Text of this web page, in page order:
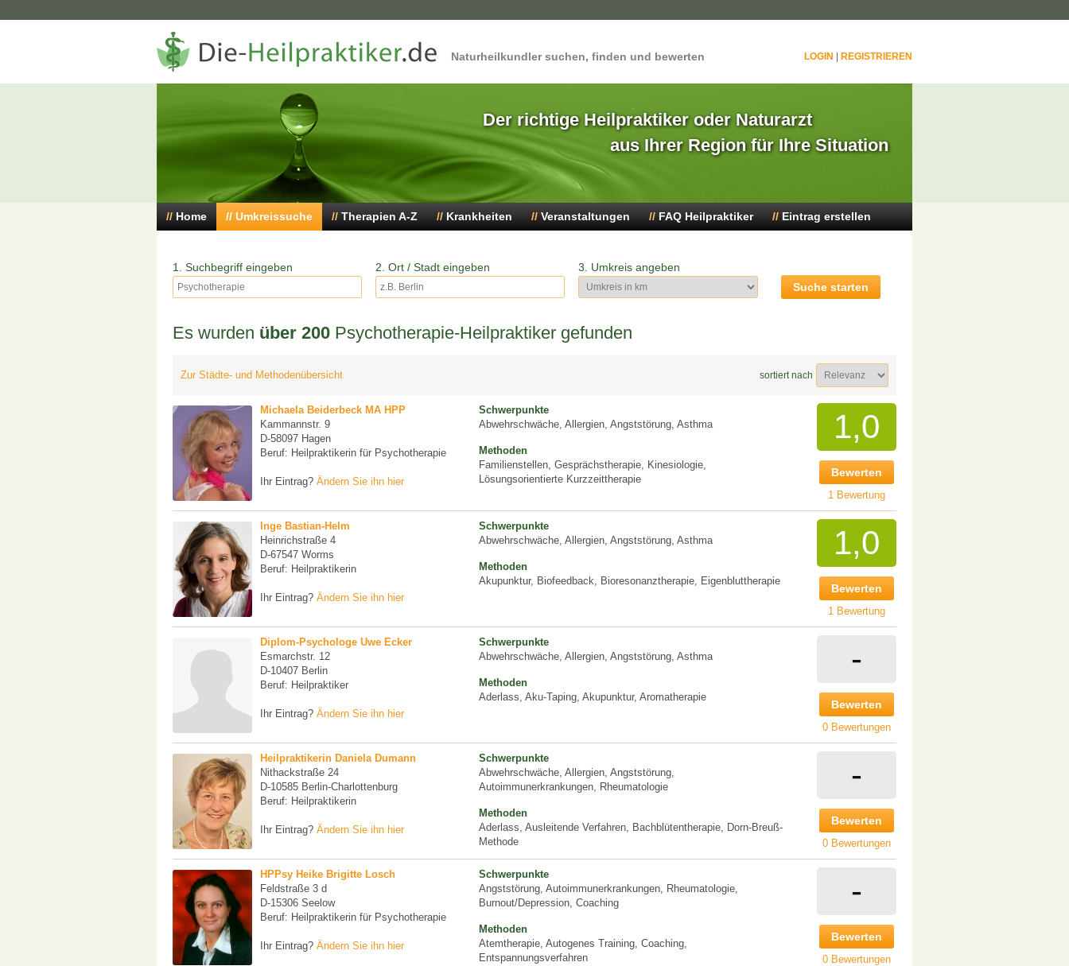
Naturheilkundler suchen, finden und bewerten LOGIN REGISTRIEREN
Der richtige Heilpraktiker oder Naturarzt
aus Ihrer Region für Ihre Situation
Home Umkreissuche Therapien A-Z Krankheiten Veranstaltungen FAQ Heilpraktiker Eintrag erstellen
1. Suchbegriff eingeben 2. Ort / Stadt eingeben 3. Umkreis angeben
Es wurden über 200 Psychotherapie-Heilpraktiker gefunden
Zur Städte- und Methodenübersicht sortiert nach
Michaela Beiderbeck MA HPP
Kammannstr. 9
D-58097 Hagen
Beruf: Heilpraktikerin für Psychotherapie
Ihr Eintrag? Ändern Sie ihn hier
Schwerpunkte
Abwehrschwäche, Allergien, Angststörung, Asthma
Methoden
Familienstellen, Gesprächstherapie, Kinesiologie,
Lösungsorientierte Kurzzeittherapie
1,0
Bewerten
1 Bewertung
Inge Bastian-Helm
Heinrichstraße 4
D-67547 Worms
Beruf: Heilpraktikerin
Ihr Eintrag? Ändern Sie ihn hier
Schwerpunkte
Abwehrschwäche, Allergien, Angststörung, Asthma
Methoden
Akupunktur, Biofeedback, Bioresonanztherapie, Eigenbluttherapie
1,0
Bewerten
1 Bewertung
Diplom-Psychologe Uwe Ecker
Esmarchstr. 12
D-10407 Berlin
Beruf: Heilpraktiker
Ihr Eintrag? Ändern Sie ihn hier
Schwerpunkte
Abwehrschwäche, Allergien, Angststörung, Asthma
Methoden
Aderlass, Aku-Taping, Akupunktur, Aromatherapie
-
Bewerten
0 Bewertungen
Heilpraktikerin Daniela Dumann
Nithackstraße 24
D-10585 Berlin-Charlottenburg
Beruf: Heilpraktikerin
Ihr Eintrag? Ändern Sie ihn hier
Schwerpunkte
Abwehrschwäche, Allergien, Angststörung,
Autoimmunerkrankungen, Rheumatologie
Methoden
Aderlass, Ausleitende Verfahren, Bachblütentherapie, Dorn-Breuß-
Methode
-
Bewerten
0 Bewertungen
HPPsy Heike Brigitte Losch
Feldstraße 3 d
D-15306 Seelow
Beruf: Heilpraktikerin für Psychotherapie
Ihr Eintrag? Ändern Sie ihn hier
Schwerpunkte
Angststörung, Autoimmunerkrankungen, Rheumatologie,
Burnout/Depression, Coaching
Methoden
Atemtherapie, Autogenes Training, Coaching,
Entspannungsverfahren
-
Bewerten
0 Bewertungen